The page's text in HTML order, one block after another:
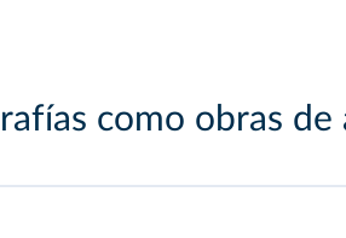
como obras de